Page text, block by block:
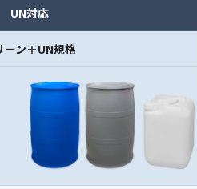
UN対応
ーン＋UN規格